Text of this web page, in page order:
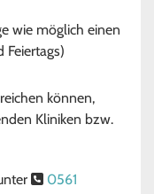
wie möglich einen
Feiertags)
können,
Kliniken bzw.
 0561